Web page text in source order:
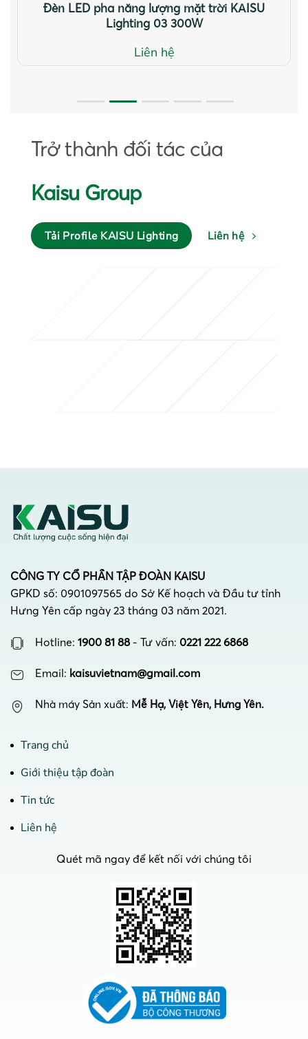
Đèn LED pha năng lượng mặt trời KAISU
Lighting 03 300W
Liên hệ
Trở thành đối tác của
Kaisu Group
Tải Profile KAISU Lighting Liên hệ
CÔNG TY CỔ PHẦN TẬP ĐOÀN KAISU
GPKD số: 0901097565 do Sở Kế hoạch và Đầu tư tỉnh
Hưng Yên cấp ngày 23 tháng 03 năm 2021.
Hotline: 1900 81 88 - Tư vấn: 0221 222 6868
Email: kaisuvietnam@gmail.com
Nhà máy Sản xuất: Mễ Hạ, Việt Yên, Hưng Yên.
Trang chủ
Giới thiệu tập đoàn
Tin tức
Liên hệ
Quét mã ngay để kết nối với chúng tôi